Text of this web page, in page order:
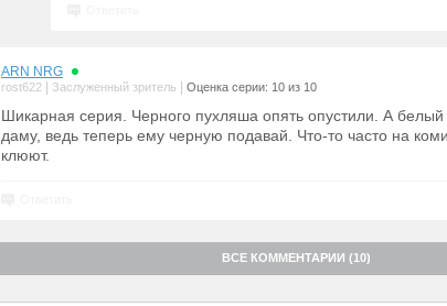
ARN NRG
rost622 Заслуженный зритель Оценка серии: 10 из 10
Шикарная серия. Черного пухляша опять опустили. А белый
даму, ведь теперь ему черную подавай. Что-то часто на
клюют.
ВСЕ КОММЕНТАРИИ (10)